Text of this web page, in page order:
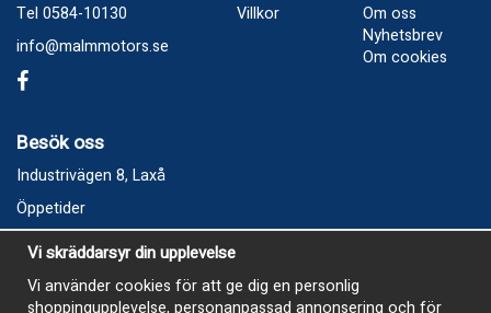
Tel 0584-10130
info@malmmotors.se
Villkor
Om oss
Nyhetsbrev
Om cookies
Besök oss
Industrivägen 8, Laxå
Öppetider
Vecka 32
Måndag kl 9-12, kl 13 - 15
Onsdag kl 9-12, kl 13 - 15
Vi skräddarsyr din upplevelse
Vi använder cookies för att ge dig en personlig
shoppingupplevelse, personanpassad annonsering och för